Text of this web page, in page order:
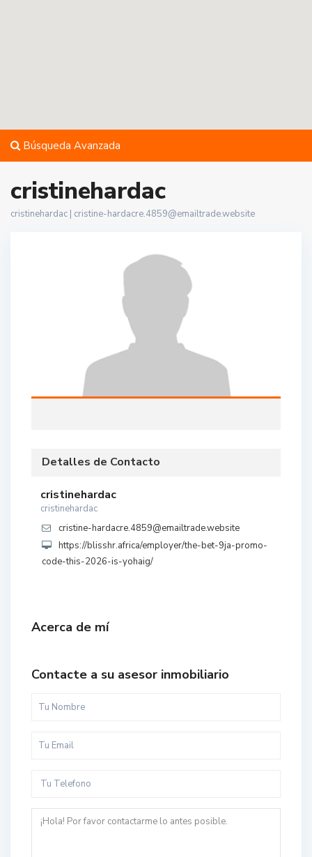
Búsqueda Avanzada
cristinehardac
cristinehardac | cristine-hardacre.4859@emailtrade.website
Detalles de Contacto
cristinehardac
cristinehardac
cristine-hardacre.4859@emailtrade.website
https://blisshr.africa/employer/the-bet-9ja-promo-
code-this-2026-is-yohaig/
Acerca de mí
Contacte a su asesor inmobiliario